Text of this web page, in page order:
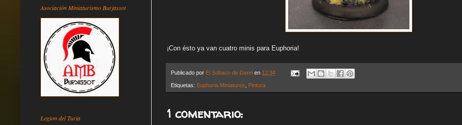
¡Con ésto ya van cuatro minis para Euphoria!
Publicado por El Sobaco de Darel en 12:34
Etiquetas: Euphoria Miniatures Pintura
1 comentario:
Asociación Miniaturismo Burjassot
Legion del Turia